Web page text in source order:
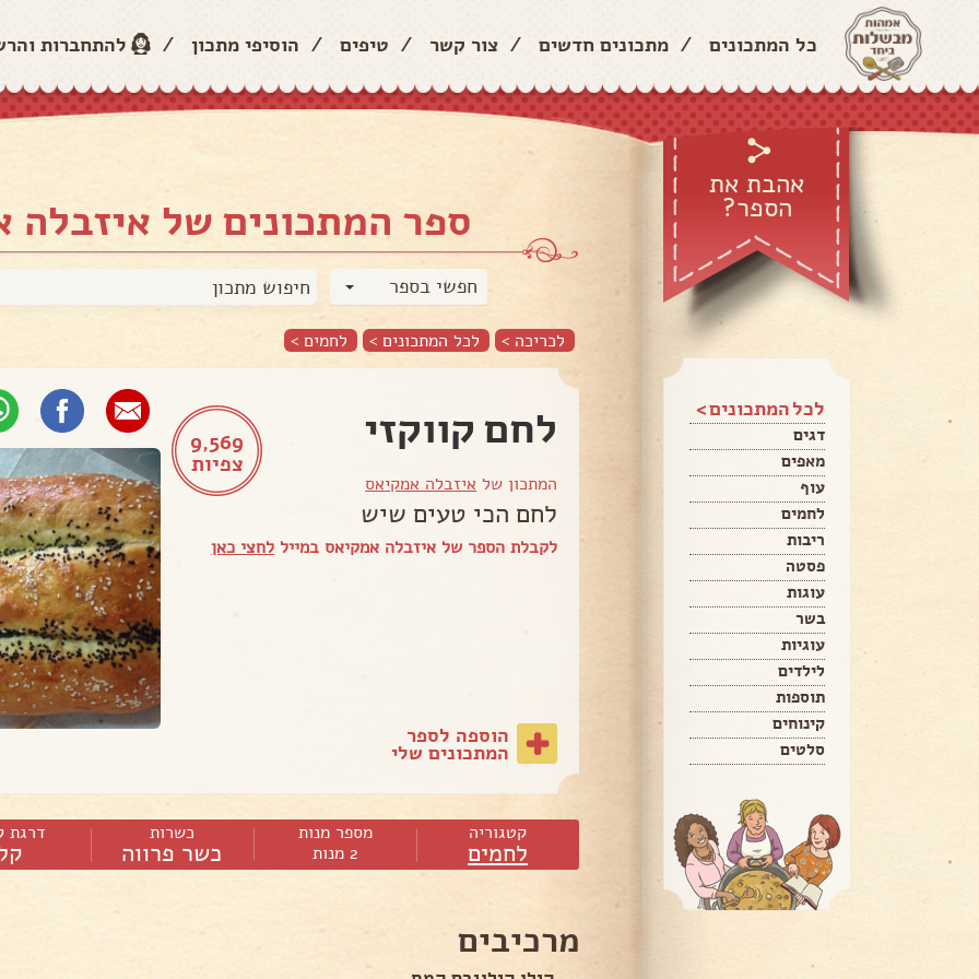
כל המתכונים / מתכונים חדשים / צור קשר / טיפים / הוסיפי מתכון / להתחברות
אהבת את
הספר?
לכל המתכונים >
דגים
מאפים
עוף
לחמים
ריבות
פסטה
עוגות
בשר
עוגיות
לילדים
תוספות
קינוחים
סלטים
ספר המתכונים של איזבלה
חפשי בספר
לכריכה > לכל המתכונים > לחמים >
9,569
צפיות
לחם קווקזי
המתכון של איזבלה אמקיאס
לחם הכי טעים שיש
לקבלת הספר של איזבלה אמקיאס במייל לחצי כאן
הוספה לספר
המתכונים שלי
קטגוריה
לחמים
מספר מנות
2 מנות
כשרות
כשר פרווה
דרגת
מרכיבים